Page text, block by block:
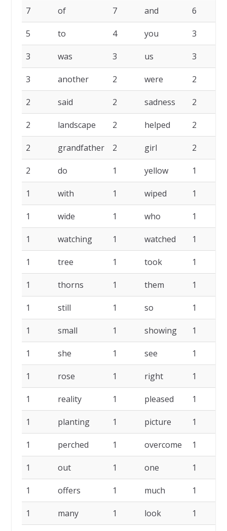
7 of 7 and 6
5 to 4 you 3
3 was 3 us 3
3 another 2 were 2
2 said 2 sadness 2
2 landscape 2 helped 2
2 grandfather 2 girl 2
2 do 1 yellow 1
1 with 1 wiped 1
1 wide 1 who 1
1 watching 1 watched 1
1 tree 1 took 1
1 thorns 1 them 1
1 still 1 so 1
1 small 1 showing 1
1 she 1 see 1
1 rose 1 right 1
1 reality 1 pleased 1
1 planting 1 picture 1
1 perched 1 overcome 1
1 out 1 one 1
1 offers 1 much 1
1 many 1 look 1